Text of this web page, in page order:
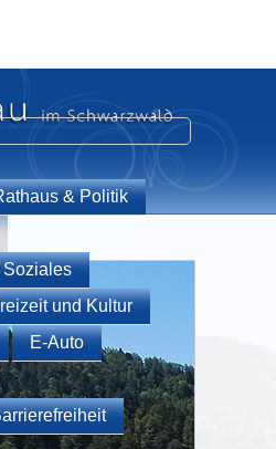
& Politik
Soziales
und Kultur
E-Auto